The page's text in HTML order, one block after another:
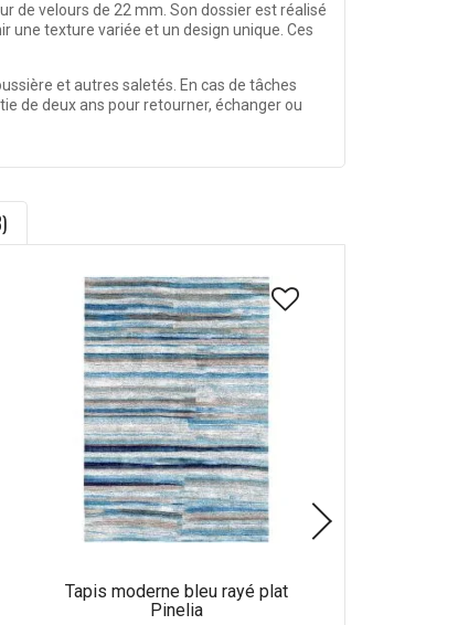
de velours de 22 mm. Son dossier est réalisé
une texture variée et un design unique. Ces
et autres saletés. En cas de tâches
de deux ans pour retourner, échanger ou
Tapis moderne bleu rayé plat
Pinelia